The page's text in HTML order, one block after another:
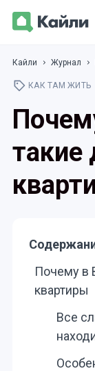
Кайли Журнал
КАК ТАМ ЖИТЬ
Почему в
квартиры
Все